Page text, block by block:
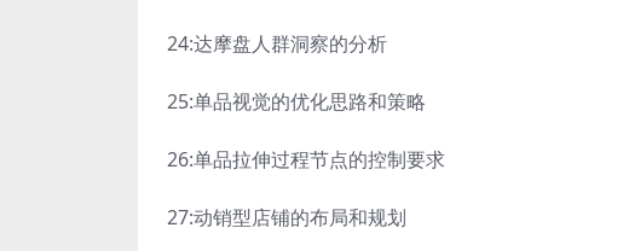
24:达摩盘人群洞察的分析
25:单品视觉的优化思路和策略
26:单品拉伸过程节点的控制要求
27:动销型店铺的布局和规划